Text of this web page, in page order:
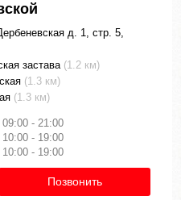
д. 1, стр. 5,
застава (1.2 км)
(1.3 км)
(1.3 км)
09:00 - 21:00
10:00 - 19:00
10:00 - 19:00
Позвонить